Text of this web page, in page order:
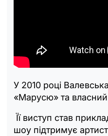
У 2010 році
«Марусю» та
Її виступ став
шоу підтримує